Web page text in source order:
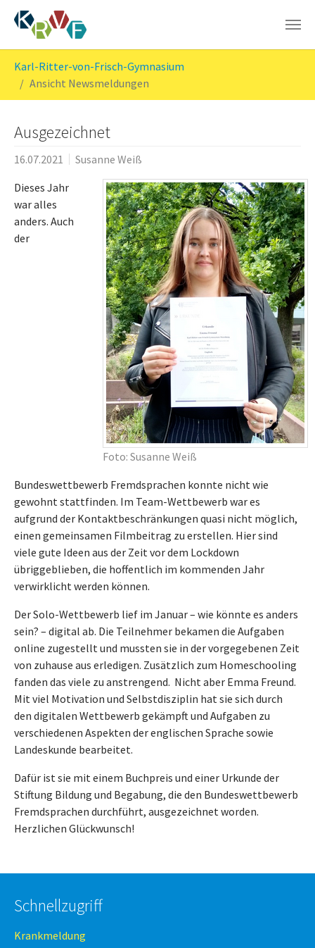
Karl-Ritter-von-Frisch-Gymnasium
Ansicht Newsmeldungen
Ausgezeichnet
16.07.2021 Susanne Weiß
Foto: Susanne Weiß
Dieses Jahr
war alles
anders. Auch
der
Bundeswettbewerb Fremdsprachen konnte nicht wie
gewohnt stattfinden. Im Team-Wettbewerb war es
aufgrund der Kontaktbeschränkungen quasi nicht möglich,
einen gemeinsamen Filmbeitrag zu erstellen. Hier sind
viele gute Ideen aus der Zeit vor dem Lockdown
übriggeblieben, die hoffentlich im kommenden Jahr
verwirklicht werden können.
Der Solo-Wettbewerb lief im Januar – wie könnte es anders
sein? – digital ab. Die Teilnehmer bekamen die Aufgaben
online zugestellt und mussten sie in der vorgegebenen Zeit
von zuhause aus erledigen. Zusätzlich zum Homeschooling
fanden das viele zu anstrengend. Nicht aber Emma Freund.
Mit viel Motivation und Selbstdisziplin hat sie sich durch
den digitalen Wettbewerb gekämpft und Aufgaben zu
verschiedenen Aspekten der englischen Sprache sowie
Landeskunde bearbeitet.
Dafür ist sie mit einem Buchpreis und einer Urkunde der
Stiftung Bildung und Begabung, die den Bundeswettbewerb
Fremdsprachen durchführt, ausgezeichnet worden.
Herzlichen Glückwunsch!
Schnellzugriff
Krankmeldung